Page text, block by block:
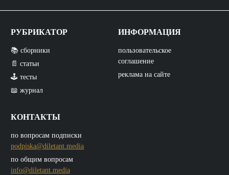
РУБРИКАТОР
📚 сборники
📄 статьи
🕹️ тесты
📖 журнал
КОНТАКТЫ
по вопросам подписки
podpiska@diletant.media
по общим вопросам
info@diletant.media
ИНФОРМАЦИЯ
пользовательское
соглашение
реклама на сайте